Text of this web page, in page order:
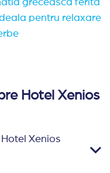
greceasca ferita
pentru relaxare
Hotel Xenios
Xenios